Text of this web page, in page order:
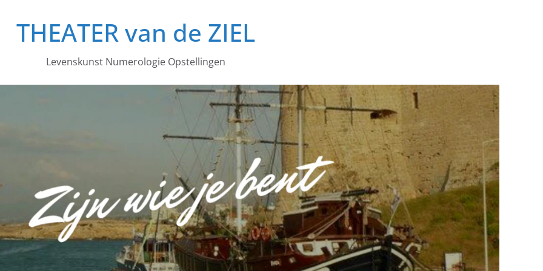
THEATER van de ZIEL
Levenskunst Numerologie Opstellingen